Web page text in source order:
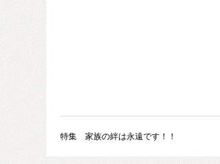
特集 家族の絆は永遠です！！